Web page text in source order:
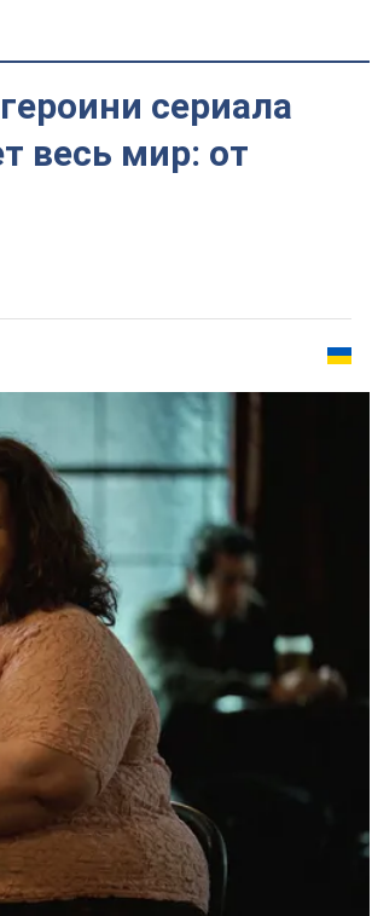
сериала
весь мир: от